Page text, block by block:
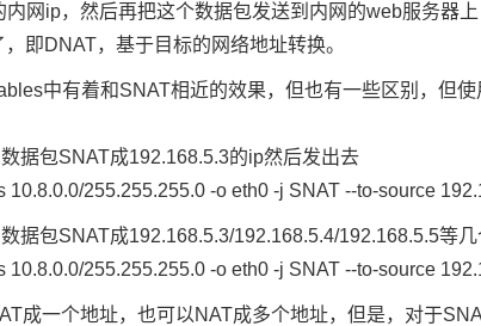
网ip，然后再把这个数据包发送到内网的web服务器
即DNAT，基于目标的网络地址转换。
中有着和SNAT相近的效果，但也有一些区别，但
据包SNAT成192.168.5.3的ip然后发出去
10.8.0.0/255.255.255.0 -o eth0 -j SNAT --to-source
据包SNAT成192.168.5.3/192.168.5.4/192.168.5.5等
10.8.0.0/255.255.255.0 -o eth0 -j SNAT --to-source
成一个地址，也可以NAT成多个地址，但是，对于